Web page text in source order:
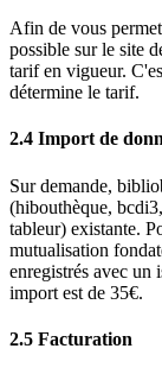
Afin de vous
possible sur le site
tarif en vigueur.
détermine le tarif.
2.4 Import de
Sur demande,
(hibouthèque,
tableur) existante.
mutualisation
enregistrés avec un
import est de 35€.
2.5 Facturation